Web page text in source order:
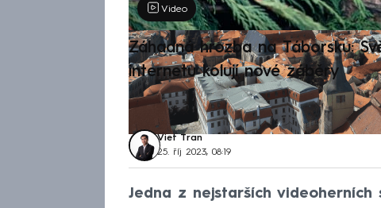
Video
Záhadná hrozba na Táborsku:
internetu kolují nové záběry
Viet Tran
25. říj 2023, 08:19
Jedna z nejstarších